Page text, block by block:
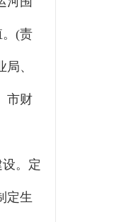
(责
、
市财
。定
定生